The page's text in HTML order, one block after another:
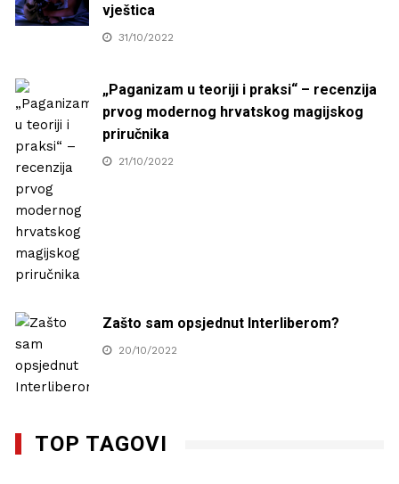
vještica
31/10/2022
„Paganizam u teoriji i praksi“ – recenzija
prvog modernog hrvatskog magijskog
priručnika
21/10/2022
Zašto sam opsjednut Interliberom?
20/10/2022
TOP TAGOVI